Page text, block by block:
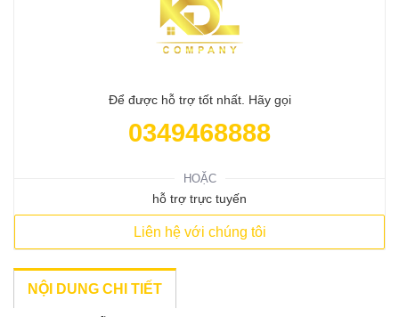
Để được hỗ trợ tốt nhất. Hãy gọi
0349468888
HOẶC
hỗ trợ trực tuyến
Liên hệ với chúng tôi
NỘI DUNG CHI TIẾT